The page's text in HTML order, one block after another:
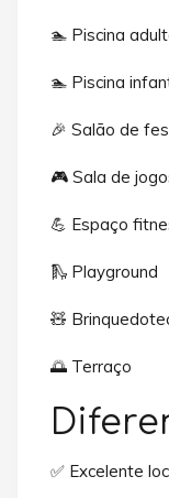
🏊 Piscina
🏊 Piscina
🎉 Salão de
🎮 Sala de
💪 Espaço
🛝 Playground
🧸
🌅 Terraço
✅ Excelente